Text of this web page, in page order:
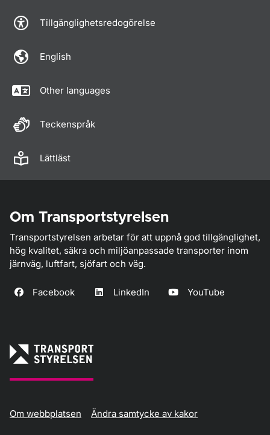
Tillgänglighetsredogörelse
English
Other languages
Teckenspråk
Lättläst
Om Transportstyrelsen
Transportstyrelsen arbetar för att uppnå god tillgänglighet,
hög kvalitet, säkra och miljöanpassade transporter inom
järnväg, luftfart, sjöfart och väg.
Facebook LinkedIn YouTube
Om webbplatsen Ändra samtycke av kakor